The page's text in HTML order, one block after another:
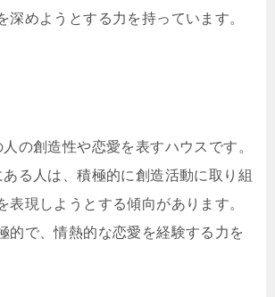
深めようとする力を持っています。
の創造性や恋愛を表すハウスです。
る人は、積極的に創造活動に取り組
表現しようとする傾向があります。
的で、情熱的な恋愛を経験する力を